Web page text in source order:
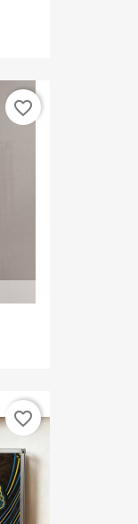
favorite_border
favorite_border